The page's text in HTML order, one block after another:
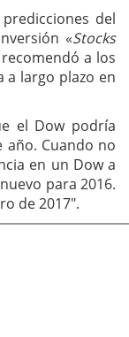
del
«Stocks
a los
largo plazo en
el Dow podría
año. Cuando no
en un Dow a
para 2016.
de 2017″.